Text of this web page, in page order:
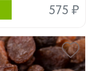
575 ₽